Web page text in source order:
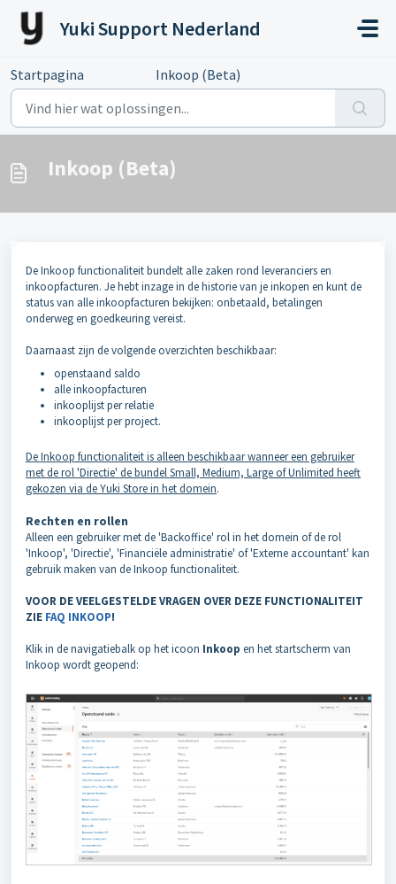
Doorgaan naar hoofdinhoud
Yuki Support Nederland
Startpagina Inkoop (Beta)
Inkoop (Beta)
De Inkoop functionaliteit bundelt alle zaken rond leveranciers en
inkoopfacturen. Je hebt inzage in de historie van je inkopen en kunt de
status van alle inkoopfacturen bekijken: onbetaald, betalingen
onderweg en goedkeuring vereist.
Daarnaast zijn de volgende overzichten beschikbaar:
openstaand saldo
alle inkoopfacturen
inkooplijst per relatie
inkooplijst per project.
De Inkoop functionaliteit is alleen beschikbaar wanneer een gebruiker
met de rol 'Directie' de bundel Small, Medium, Large of Unlimited heeft
gekozen via de Yuki Store in het domein.
Rechten en rollen
Alleen een gebruiker met de 'Backoffice' rol in het domein of de rol
'Inkoop', 'Directie', 'Financiële administratie' of 'Externe accountant' kan
gebruik maken van de Inkoop functionaliteit.
VOOR DE VEELGESTELDE VRAGEN OVER DEZE FUNCTIONALITEIT
ZIE FAQ INKOOP!
Klik in de navigatiebalk op het icoon Inkoop en het startscherm van
Inkoop wordt geopend: